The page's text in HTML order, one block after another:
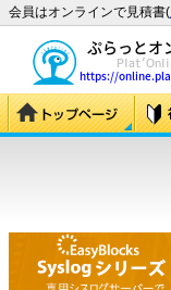
会員はオンラインで見積書(